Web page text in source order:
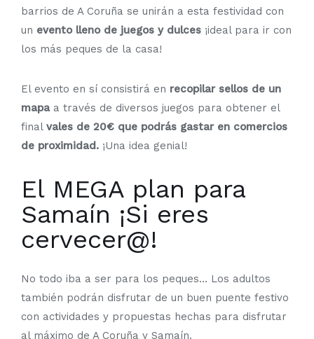
barrios de A Coruña se unirán a esta festividad con
un evento lleno de juegos y dulces ¡ideal para ir con
los más peques de la casa!
El evento en sí consistirá en recopilar sellos de un
mapaa través de diversos juegos para obtener el
final vales de 20€ que podrás gastar en comercios
de proximidad. ¡Una idea genial!
El MEGA plan para
Samaín ¡Si eres
cervecer@!
No todo iba a ser para los peques… Los adultos
también podrán disfrutar de un buen puente festivo
con actividades y propuestas hechas para disfrutar
al máximo de A Coruña y Samaín.